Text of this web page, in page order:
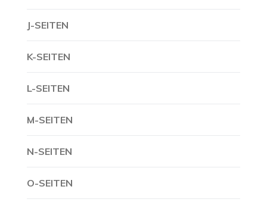
J-SEITEN
K-SEITEN
L-SEITEN
M-SEITEN
N-SEITEN
O-SEITEN